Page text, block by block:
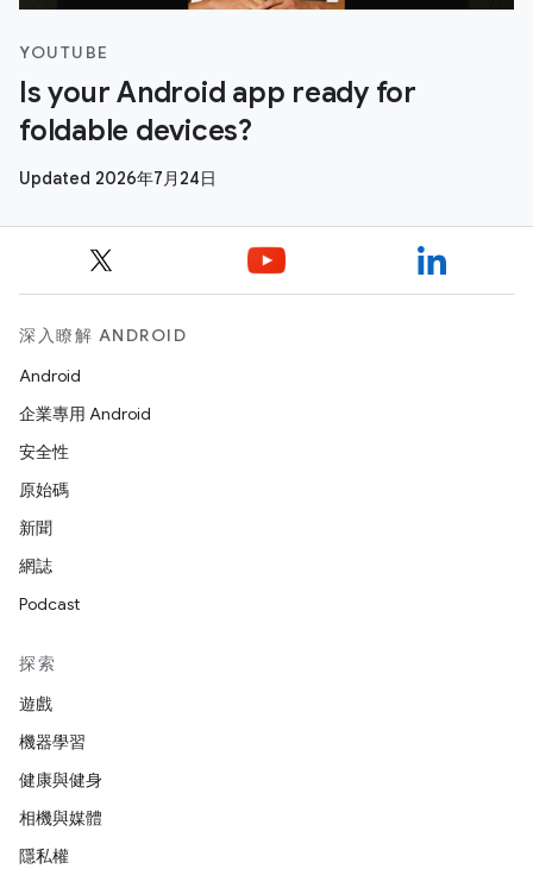
YOUTUBE
Is your Android app ready for
foldable devices?
Updated 2026年7月24日
深入瞭解 ANDROID
Android
企業專用 Android
安全性
原始碼
新聞
網誌
Podcast
探索
遊戲
機器學習
健康與健身
相機與媒體
隱私權